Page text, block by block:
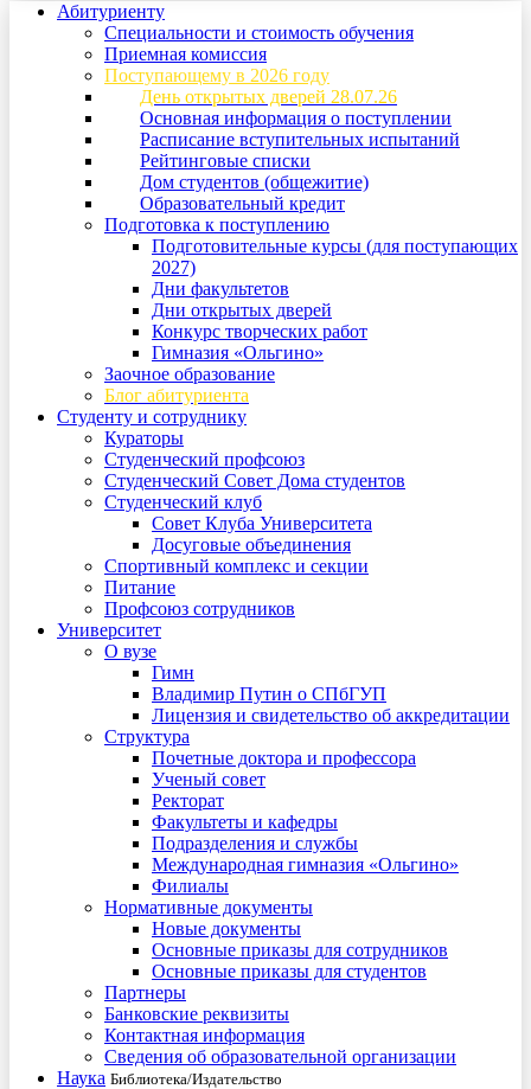
Абитуриенту
Специальности и стоимость обучения
Приемная комиссия
Поступающему в 2026 году
День открытых дверей 28.07.26
Основная информация о поступлении
Расписание вступительных испытаний
Рейтинговые списки
Дом студентов (общежитие)
Образовательный кредит
Подготовка к поступлению
Подготовительные курсы (для поступающих
2027)
Дни факультетов
Дни открытых дверей
Конкурс творческих работ
Гимназия «Ольгино»
Заочное образование
Блог абитуриента
Студенту и сотруднику
Кураторы
Студенческий профсоюз
Студенческий Совет Дома студентов
Студенческий клуб
Совет Клуба Университета
Досуговые объединения
Спортивный комплекс и секции
Питание
Профсоюз сотрудников
Университет
О вузе
Гимн
Владимир Путин о СПбГУП
Лицензия и свидетельство об аккредитации
Структура
Почетные доктора и профессора
Ученый совет
Ректорат
Факультеты и кафедры
Подразделения и службы
Международная гимназия «Ольгино»
Филиалы
Нормативные документы
Новые документы
Основные приказы для сотрудников
Основные приказы для студентов
Партнеры
Банковские реквизиты
Контактная информация
Сведения об образовательной организации
Наука Библиотека/Издательство